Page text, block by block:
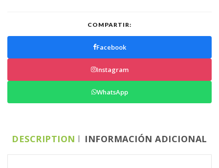
COMPARTIR:
Facebook
Instagram
WhatsApp
DESCRIPTION INFORMACIÓN ADICIONAL